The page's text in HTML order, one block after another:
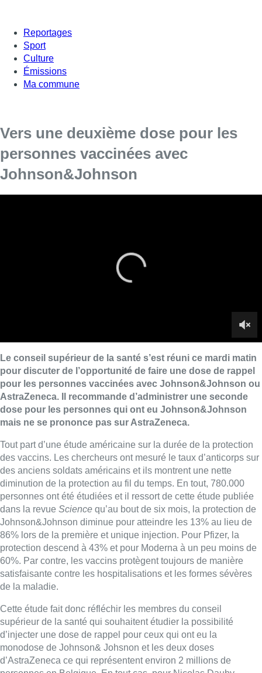
Reportages
Sport
Culture
Émissions
Ma commune
Vers une deuxième dose pour les
personnes vaccinées avec
Johnson&Johnson
dose pour les personnes qui ont eu Johnson&Johnson
mais ne se prononce pas sur AstraZeneca.
diminution de la protection au fil du temps. En tout, 780.000
personnes ont été étudiées et il ressort de cette étude publiée
dans la revue
Science
qu’au bout de six mois, la protection de
Johnson&Johnson diminue pour atteindre les 13% au lieu de
86% lors de la première et unique injection. Pour Pfizer, la
protection descend à 43% et pour Moderna à un peu moins de
60%. Par contre, les vaccins protègent toujours de manière
satisfaisante contre les hospitalisations et les formes sévères
de la maladie.
Cette étude fait donc réfléchir les membres du conseil
supérieur de la santé qui souhaitent étudier la possibilité
d’injecter une dose de rappel pour ceux qui ont eu la
monodose de Johnson& Johsnon et les deux doses
d’AstraZeneca ce qui représentent environ 2 millions de
personnes en Belgique. En tout cas, pour Nicolas Dauby,
infectiologue au CHU Saint-Pierre, l’étude américaine ne
laisse planer aucun doute sur la marche à suivre.
“Il faut
injecter une deuxième dose pour les personnes qui ont été
vaccinées avec un Johnson&Johsnon, d’abord les personnes
de plus de 65 ans et puis toute la population. Idem pour ceux
Le rapport du Conseil supérieur de la santé devrait arriver sur
la table des ministres de la Santé dans la journée afin qu’ils
puissent en discuter lors de la conférence interministérielle
santé qui aura lieu ce mercredi matin. En tout cas à l’ordre du
jour est clairement inscrit la possibilité d’injecter une dose de